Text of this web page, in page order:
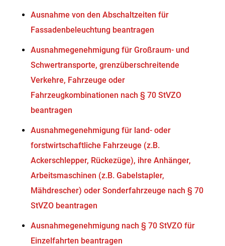
Ausnahme von den Abschaltzeiten für
Fassadenbeleuchtung beantragen
Ausnahmegenehmigung für Großraum- und
Schwertransporte, grenzüberschreitende
Verkehre, Fahrzeuge oder
Fahrzeugkombinationen nach § 70 StVZO
beantragen
Ausnahmegenehmigung für land- oder
forstwirtschaftliche Fahrzeuge (z.B.
Ackerschlepper, Rückezüge), ihre Anhänger,
Arbeitsmaschinen (z.B. Gabelstapler,
Mähdrescher) oder Sonderfahrzeuge nach § 70
StVZO beantragen
Ausnahmegenehmigung nach § 70 StVZO für
Einzelfahrten beantragen